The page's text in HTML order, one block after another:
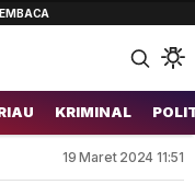
KRIMINAL
19 Maret 2024 11:51